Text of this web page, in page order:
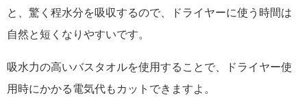
と、驚く程水分を吸収するので、ドライヤーに使う時間は
自然と短くなりやすいです。
吸水力の高いバスタオルを使用することで、ドライヤー使
用時にかかる電気代もカットできますよ。